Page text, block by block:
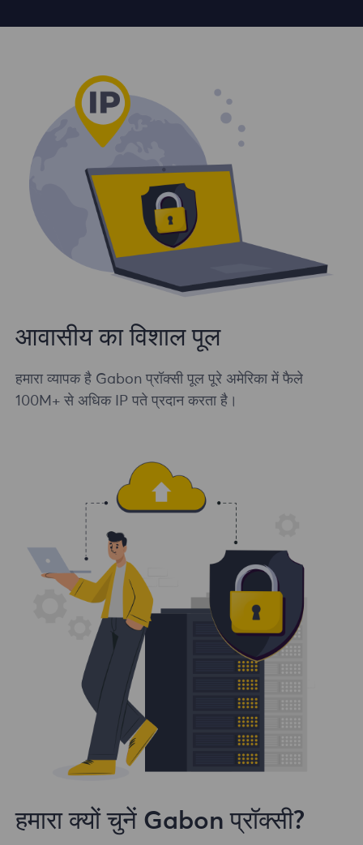
आवासीय का विशाल पूल
हमारा व्यापक है Gabon प्रॉक्सी पूल पूरे अमेरिका में फैले
100M+ से अधिक IP पते प्रदान करता है।
हमारा क्यों चुनें Gabon प्रॉक्सी?